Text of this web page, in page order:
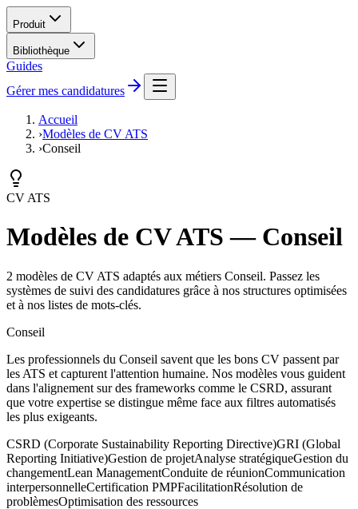
Produit
Bibliothèque
Guides
Gérer mes candidatures
Accueil
›Modèles de CV ATS
›Conseil
CV ATS
Modèles de CV ATS — Conseil
2 modèles de CV ATS adaptés aux métiers Conseil. Passez les
systèmes de suivi des candidatures grâce à nos structures optimisées
et à nos listes de mots-clés.
Conseil
Les professionnels du Conseil savent que les bons CV passent par
les ATS et capturent l'attention humaine. Nos modèles vous guident
dans l'alignement sur des frameworks comme le CSRD, assurant
que votre expertise se distingue même face aux filtres automatisés
les plus exigeants.
CSRD (Corporate Sustainability Reporting Directive)GRI (Global
Reporting Initiative)Gestion de projetAnalyse stratégiqueGestion du
changementLean ManagementConduite de réunionCommunication
interpersonnelleCertification PMPFacilitationRésolution de
problèmesOptimisation des ressources